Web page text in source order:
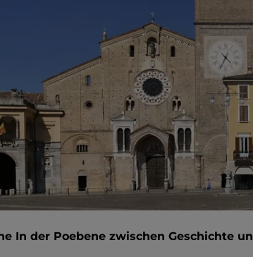
In der Poebene zwischen Geschichte